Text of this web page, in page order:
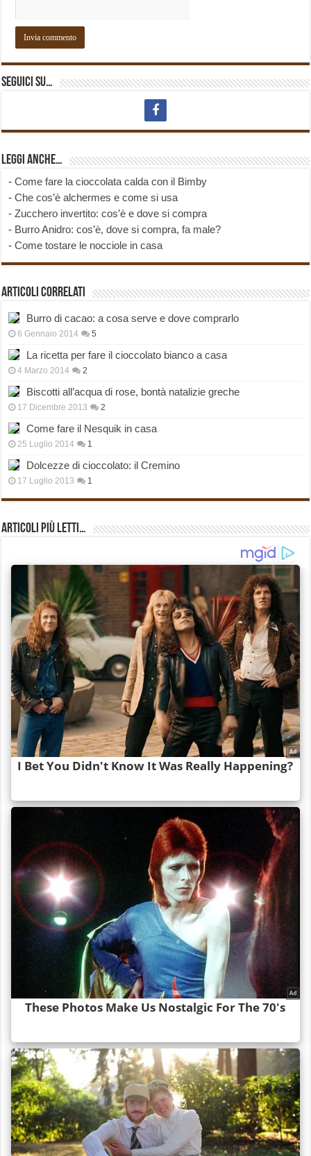
Seguici su…
Leggi anche…
-Come fare la cioccolata calda con il Bimby
-Che cos’è alchermes e come si usa
-Zucchero invertito: cos’è e dove si compra
- Burro Anidro: cos’è, dove si compra, fa male?
-Come tostare le nocciole in casa
Articoli correlati
Burro di cacao: a cosa serve e dove comprarlo
6 Gennaio 2014 5
La ricetta per fare il cioccolato bianco a casa
4 Marzo 2014 2
Biscotti all’acqua di rose, bontà natalizie greche
17 Dicembre 2013 2
Come fare il Nesquik in casa
25 Luglio 2014 1
Dolcezze di cioccolato: il Cremino
17 Luglio 2013 1
Articoli più Letti…